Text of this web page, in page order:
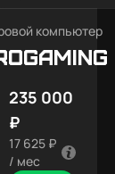
компьютер
235 000
₽
17 625 ₽
/ мес